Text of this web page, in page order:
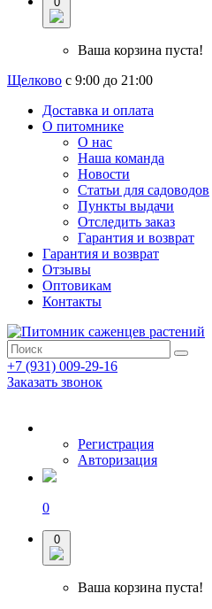
Ваша корзина пуста!
Щелково с 9:00 до 21:00
Доставка и оплата
О питомнике
О нас
Наша команда
Новости
Статьи для садоводов
Пункты выдачи
Отследить заказ
Гарантия и возврат
Гарантия и возврат
Отзывы
Оптовикам
Контакты
+7 (931) 009-29-16
Заказать звонок
Регистрация
Авторизация
0
0
Ваша корзина пуста!